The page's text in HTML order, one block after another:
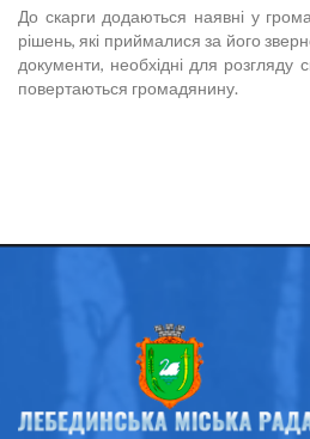
До скарги додаються наявні у
рішень, які приймалися за його
документи, необхідні для розгляду
повертаються громадянину.